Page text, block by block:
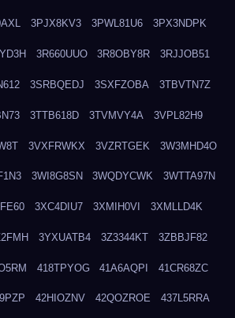
3PJX8KV3 3PWL81U6 3PX3NDPK
3R660UUO 3R8OBY8R 3RJJOB51
3SRBQEDJ 3SXFZOBA 3TBVTN7Z
3TTB618D 3TVMVY4A 3VPL82H9
3VXFRWKX 3VZRTGEK 3W3MHD4O
3WI8G8SN 3WQDYCWK 3WTTA97N
3XC4DIU7 3XMIH0VI 3XMLLD4K
3YXUATB4 3Z3344KT 3ZBBJF82
418TPYOG 41A6AQPI 41CR68ZC
42HIOZNV 42QOZROE 437L5RRA